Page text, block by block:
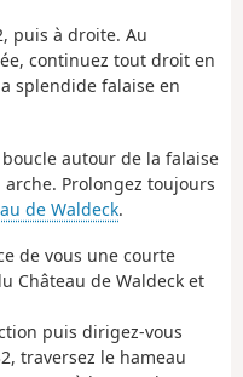
puis à droite. Au
continuez tout droit en
splendide falaise en
autour de la falaise
Prolongez toujours
de Waldeck.
de vous une courte
Château de Waldeck et
puis dirigez-vous
traversez le hameau